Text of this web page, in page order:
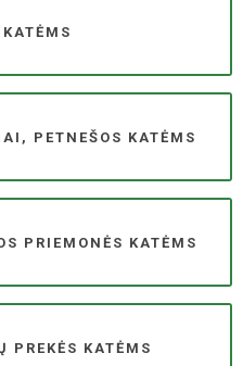
PETNEŠOS KATĖMS
PRIEMONĖS KATĖMS
PREKĖS KATĖMS